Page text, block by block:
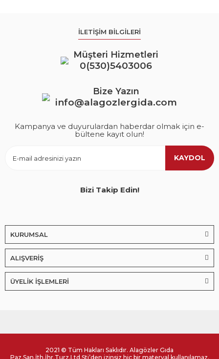
İLETİŞİM BİLGİLERİ
Müşteri Hizmetleri
0(530)5403006
Bize Yazın
info@alagozlergida.com
Kampanya ve duyurulardan haberdar olmak için e-
bültene kayıt olun!
KAYDOL
Bizi Takip Edin!
KURUMSAL
ALIŞVERİŞ
ÜYELİK İŞLEMLERİ
2021 © Tüm Hakları Saklıdır. Alagözler Gıda
Paz.San.İth.İhr.Turz.Ltd.Şti’den izinsiz hiç bir materyal kullanılamaz.